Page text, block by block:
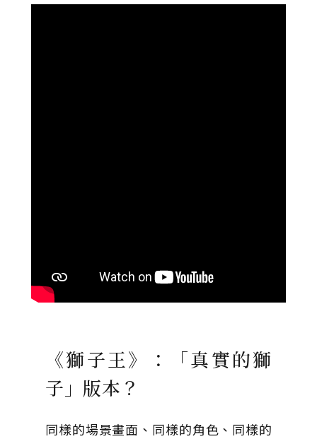
《獅子王》：「真實的獅
子」版本？
同樣的場景畫面、同樣的角色、同樣的